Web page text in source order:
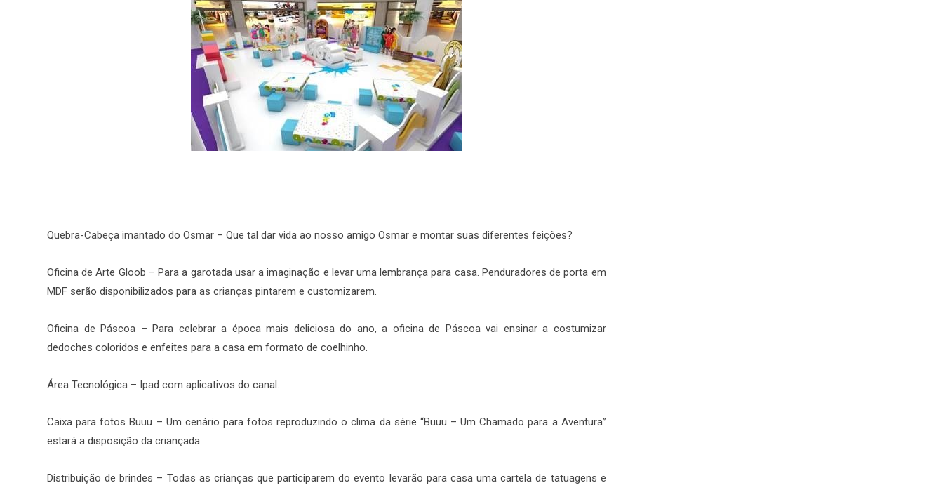
Quebra-Cabeça imantado do Osmar – Que tal dar vida ao nosso amigo Osmar e montar suas diferentes feições?
Oficina de Arte Gloob – Para a garotada usar a imaginação e levar uma lembrança para casa. Penduradores de porta em
MDF serão disponibilizados para as crianças pintarem e customizarem.
Oficina de Páscoa – Para celebrar a época mais deliciosa do ano, a oficina de Páscoa vai ensinar a costumizar
dedoches coloridos e enfeites para a casa em formato de coelhinho.
Área Tecnológica – Ipad com aplicativos do canal.
Caixa para fotos Buuu – Um cenário para fotos reproduzindo o clima da série “Buuu – Um Chamado para a Aventura”
estará a disposição da criançada.
Distribuição de brindes – Todas as crianças que participarem do evento levarão para casa uma cartela de tatuagens e